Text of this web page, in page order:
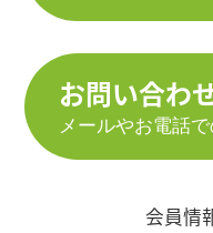
お問い合わ
メールやお電話
会員情